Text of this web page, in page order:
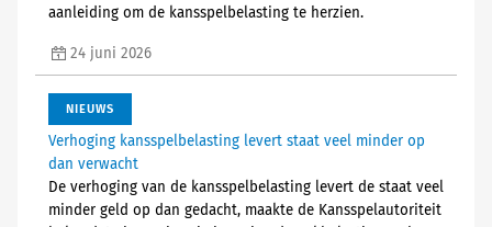
aanleiding om de kansspelbelasting te herzien.
24 juni 2026
NIEUWS
Verhoging kansspelbelasting levert staat veel minder op
dan verwacht
De verhoging van de kansspelbelasting levert de staat veel
minder geld op dan gedacht, maakte de Kansspelautoriteit